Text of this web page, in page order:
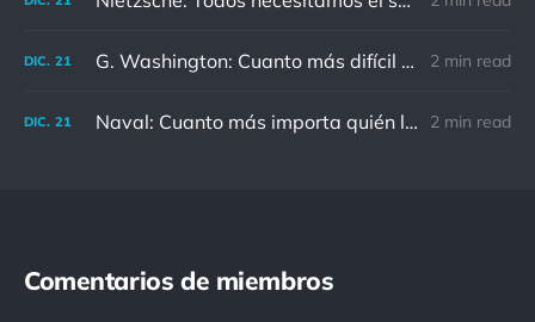
DIC. 21 G. Washington: Cuanto más difícil es el conflicto, mayor es el triunfo. 2 min read
DIC. 21 Naval: Cuanto más importa quién lo ha dicho, menos importa en realidad 2 min read
Comentarios de miembros